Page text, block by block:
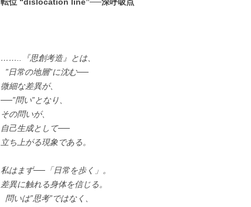
転位 “dislocation line”──深呼吸点
……..『思創考造』とは、
”日常の地層”に沈む──
微細な差異が、
──”問い”となり、
その問いが、
自己生成として──
立ち上がる現象である。
私はまず──「日常を歩く」。
差異に触れる身体を信じる。
問いは”思考”ではなく、